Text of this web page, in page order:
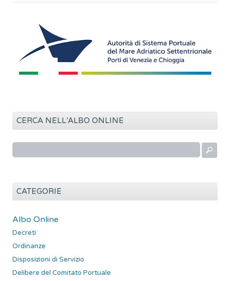
CERCA NELL’ALBO ONLINE
e
a
p
e
r
:
CATEGORIE
Albo Online
Decreti
Ordinanze
Disposizioni di Servizio
Delibere del Comitato Portuale